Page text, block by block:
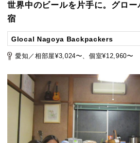
世界中のビールを片手に。グロ
宿
Glocal Nagoya Backpackers
愛知／相部屋¥3,024〜、個室¥12,960〜